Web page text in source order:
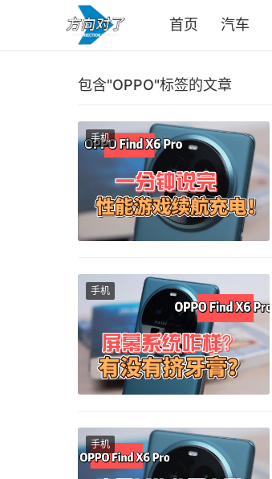
首页 汽车
包含"OPPO"标签的文章
手机
手机
手机